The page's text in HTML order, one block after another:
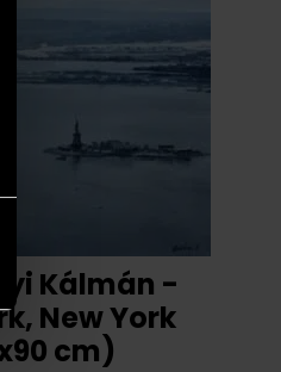
Kálmán -
New York
cm)